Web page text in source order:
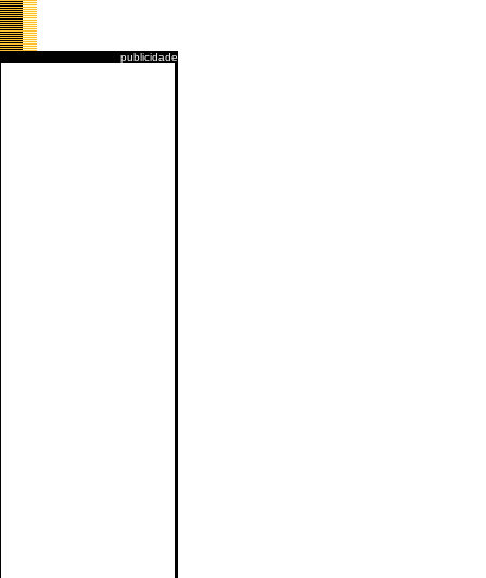
publicidade